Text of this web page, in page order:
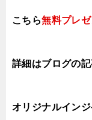
こちら無料プレ
詳細はブログの記
オリジナルインジ